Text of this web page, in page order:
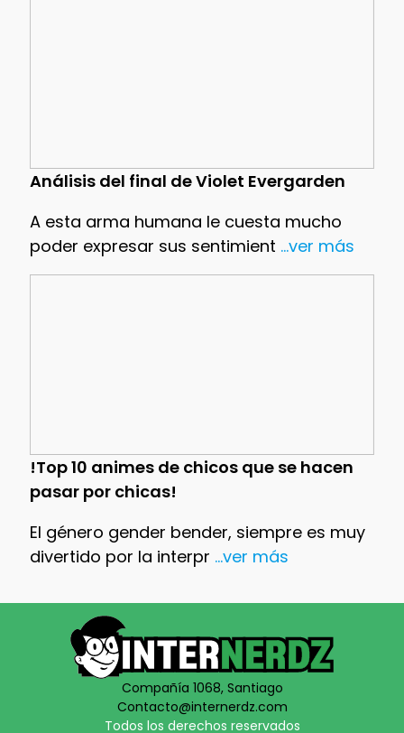
Análisis del final de Violet Evergarden
A esta arma humana le cuesta mucho
poder expresar sus sentimient ...ver más
!Top 10 animes de chicos que se hacen
pasar por chicas!
El género gender bender, siempre es muy
divertido por la interpr ...ver más
Compañía 1068, Santiago
Contacto@internerdz.com
Todos los derechos reservados